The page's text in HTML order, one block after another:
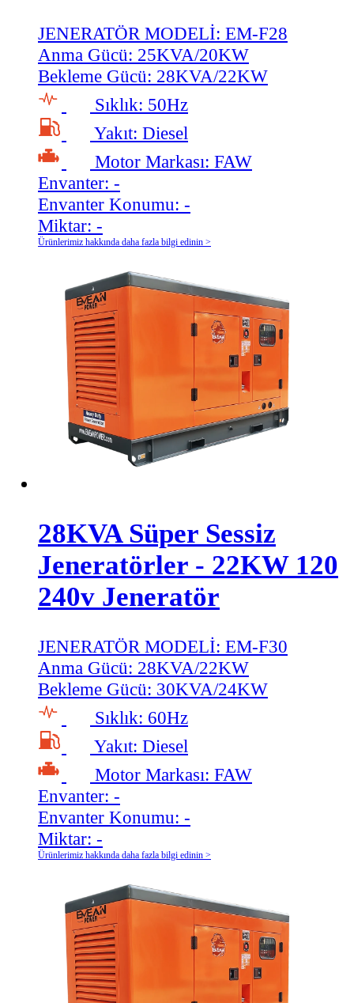
JENERATÖR MODELİ: EM-F28
Anma Gücü: 25KVA/20KW
Bekleme Gücü: 28KVA/22KW
Sıklık: 50Hz
Yakıt: Diesel
Motor Markası: FAW
Envanter: -
Envanter Konumu: -
Miktar: -
Ürünlerimiz hakkında daha fazla bilgi edinin >
28KVA Süper Sessiz
Jeneratörler - 22KW 120
240v Jeneratör
JENERATÖR MODELİ: EM-F30
Anma Gücü: 28KVA/22KW
Bekleme Gücü: 30KVA/24KW
Sıklık: 60Hz
Yakıt: Diesel
Motor Markası: FAW
Envanter: -
Envanter Konumu: -
Miktar: -
Ürünlerimiz hakkında daha fazla bilgi edinin >